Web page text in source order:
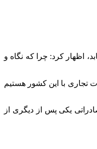
اظهار کرد: چرا که نگاه و
تجاری با این کشور هستیم
یکی پس از دیگری از